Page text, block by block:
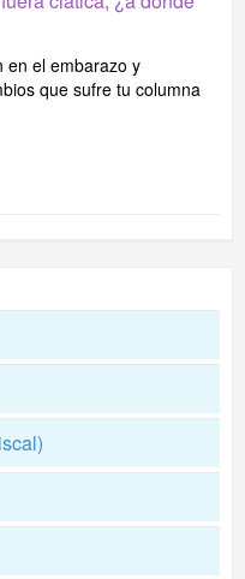
en el embarazo y
que sufre tu columna